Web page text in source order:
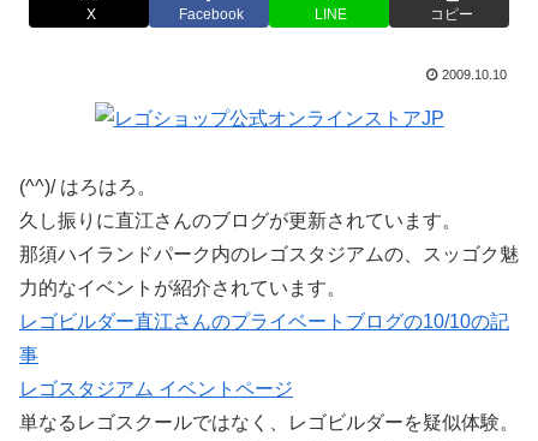
X Facebook LINE コピー
2009.10.10
(^^)/ はろはろ。
久し振りに直江さんのブログが更新されています。
那須ハイランドパーク内のレゴスタジアムの、スッゴク魅
力的なイベントが紹介されています。
レゴビルダー直江さんのプライベートブログの10/10の記
事
レゴスタジアム イベントページ
単なるレゴスクールではなく、レゴビルダーを疑似体験。